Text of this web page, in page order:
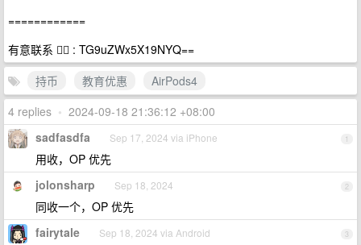
============
有意联系 👉🏻 : TG9uZWx5X19NYQ==
持币
教育优惠
AirPods4
4 replies • 2024-09-18 21:36:12 +08:00
1
sadfasdfa Sep 17, 2024 via iPhone
用收，OP 优先
2
jolonsharp Sep 18, 2024
同收一个，OP 优先
3
fairytale Sep 18, 2024 via Android